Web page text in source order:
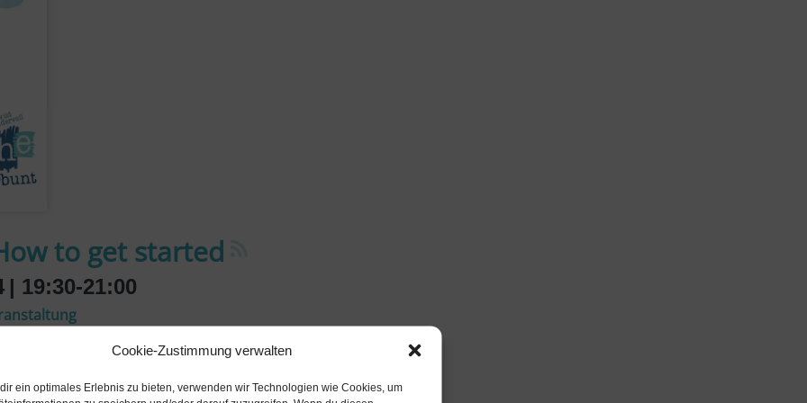
Cookie-Zustimmung verwalten
ein optimales Erlebnis zu bieten, verwenden wir Technologien wie Cookies, um
to get started
| 19:30-21:00
Wie finden wir ein Team? Wo bekomme ich